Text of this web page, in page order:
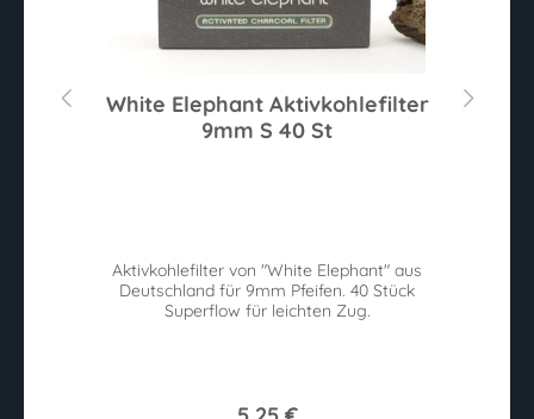
White Elephant Aktivkohlefilter
9mm S 40 St
Aktivkohlefilter von "White Elephant" aus
Deutschland für 9mm Pfeifen. 40 Stück
Superflow für leichten Zug.